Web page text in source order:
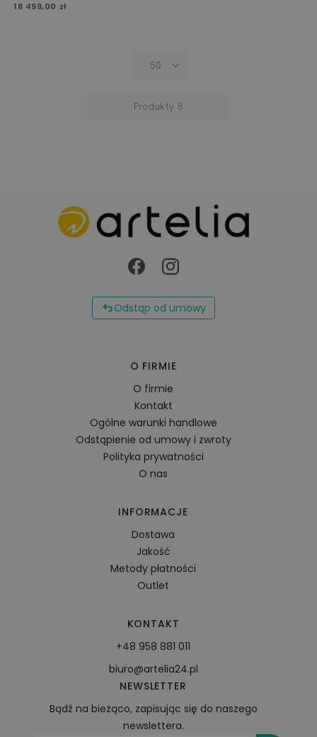
18 499,00 zł
Produkty 8
Odstąp od umowy
O FIRMIE
O firmie
Kontakt
Ogólne warunki handlowe
Odstąpienie od umowy i zwroty
Polityka prywatności
O nas
INFORMACJE
Dostawa
Jakość
Metody płatności
Outlet
KONTAKT
+48 958 881 011
biuro@artelia24.pl
NEWSLETTER
Bądź na bieżąco, zapisując się do naszego
newslettera.